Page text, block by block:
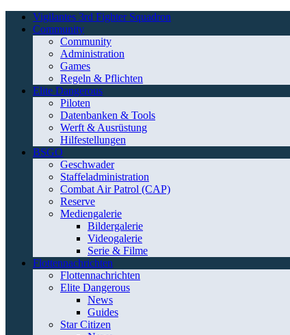
Vigilantes 3rd Fighter Squadron
Community
Community
Administration
Games
Regeln & Pflichten
Elite Dangerous
Piloten
Datenbanken & Tools
Werft & Ausrüstung
Hilfestellungen
BSGO
Geschwader
Staffeladministration
Combat Air Patrol (CAP)
Reserve
Mediengalerie
Bildergalerie
Videogalerie
Serie & Filme
Flottennachrichten
Flottennachrichten
Elite Dangerous
News
Guides
Star Citizen